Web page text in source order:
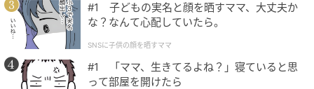
#1 子どもの実名と顔を晒すママ、大丈夫か
な？なんて心配していたら。
SNSに子供の顔を晒すママ
#1 「ママ、生きてるよね？」寝ていると思
って部屋を開けたら